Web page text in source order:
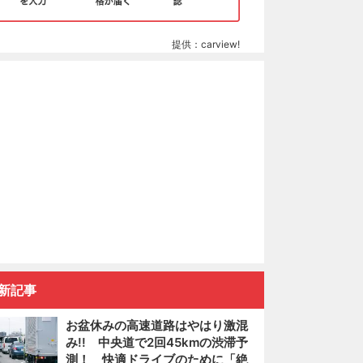
提供：carview!
記事
お盆休みの高速道路はやはり激混
み!! 中央道で2回45kmの渋滞予
測！ 快適ドライブのために「絶